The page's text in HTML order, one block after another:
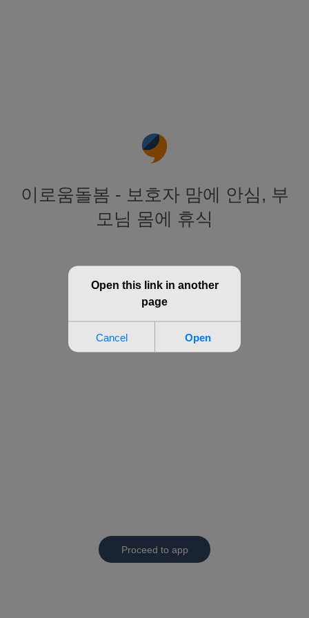
이로움돌봄 - 보호자 맘에 안심, 부
모님 몸에 휴식
Proceed to app